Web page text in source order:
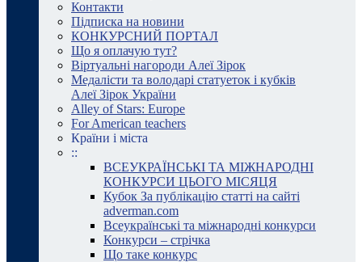
Контакти
Підписка на новини
КОНКУРСНИЙ ПОРТАЛ
Що я оплачую тут?
Віртуальні нагороди Алеї Зірок
Медалісти та володарі статуеток і кубків
Алеї Зірок України
Alley of Stars: Europe
For American teachers
Країни і міста
::
ВСЕУКРАЇНСЬКІ ТА МІЖНАРОДНІ
КОНКУРСИ ЦЬОГО МІСЯЦЯ
Кубок За публікацію статті на сайті
adverman.com
Всеукраїнські та міжнародні конкурси
Конкурси – стрічка
Що таке конкурс